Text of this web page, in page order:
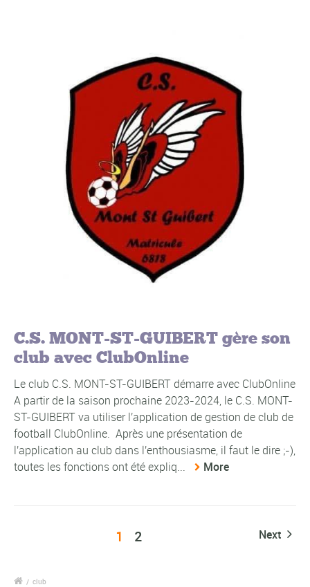
C.S. MONT-ST-GUIBERT gère son
club avec ClubOnline
Le club C.S. MONT-ST-GUIBERT démarre avec ClubOnline
A partir de la saison prochaine 2023-2024, le C.S. MONT-
ST-GUIBERT va utiliser l'application de gestion de club de
football ClubOnline. Après une présentation de
l'application au club dans l'enthousiasme, il faut le dire ;-),
toutes les fonctions ont été expliq...
More
1 2 Next
/ club